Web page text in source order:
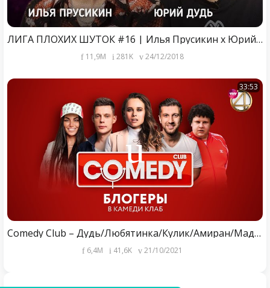
ЛИГА ПЛОХИХ ШУТОК #16 | Илья Прусикин х Юрий Дудь
11,9M 281K 24/12/2018
33:53
Comedy Club – Дудь/Любятинка/Кулик/Амиран/Мадам Кака/Гасанов/Соболев + Backstage Прожарка
6,4M 41,6K 21/10/2021